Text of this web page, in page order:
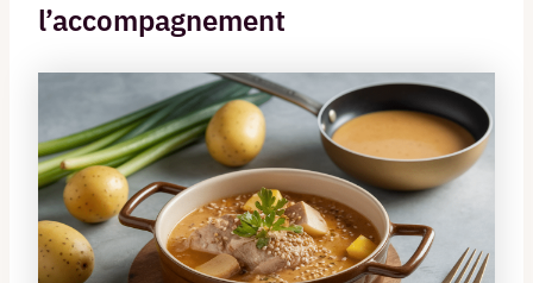
l’accompagnement